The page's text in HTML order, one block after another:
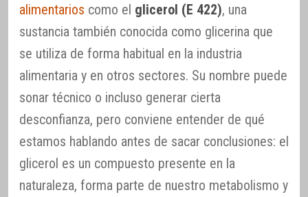
alimentarios como el glicerol (E 422), una
sustancia también conocida como glicerina que
se utiliza de forma habitual en la industria
alimentaria y en otros sectores. Su nombre puede
sonar técnico o incluso generar cierta
desconfianza, pero conviene entender de qué
estamos hablando antes de sacar conclusiones: el
glicerol es un compuesto presente en la
naturaleza, forma parte de nuestro metabolismo y